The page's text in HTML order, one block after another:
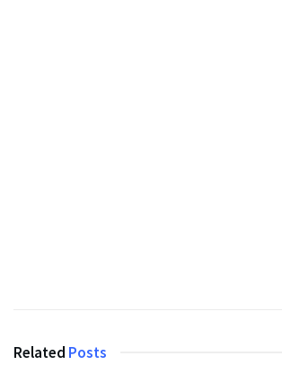
Related Posts